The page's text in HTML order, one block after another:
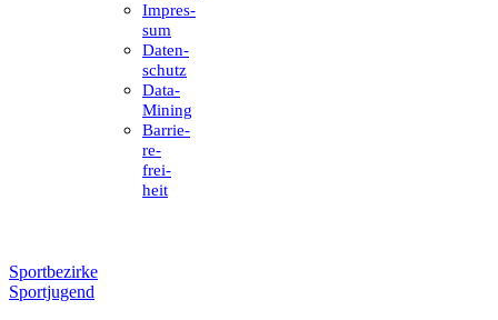
Impres­
sum
Daten­
schutz
Data-
Mining
Barrie­
re­
frei­
heit
Sportbezirke
Sportjugend